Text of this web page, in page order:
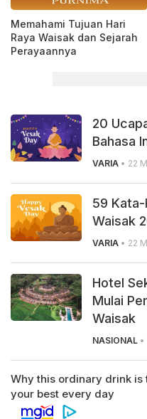
Memahami Tujuan Hari
Raya Waisak dan Sejarah
Perayaannya
20
Bahasa
VARIA • 22
59 Kata-
Waisak
VARIA • 22
Hotel
Mulai
Waisak
NASIONAL •